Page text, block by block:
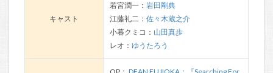
キャスト
若宮潤一： 岩田剛典
江藤礼二： 佐々木蔵之介
小暮クミコ： 山田真歩
レオ： ゆうたろう